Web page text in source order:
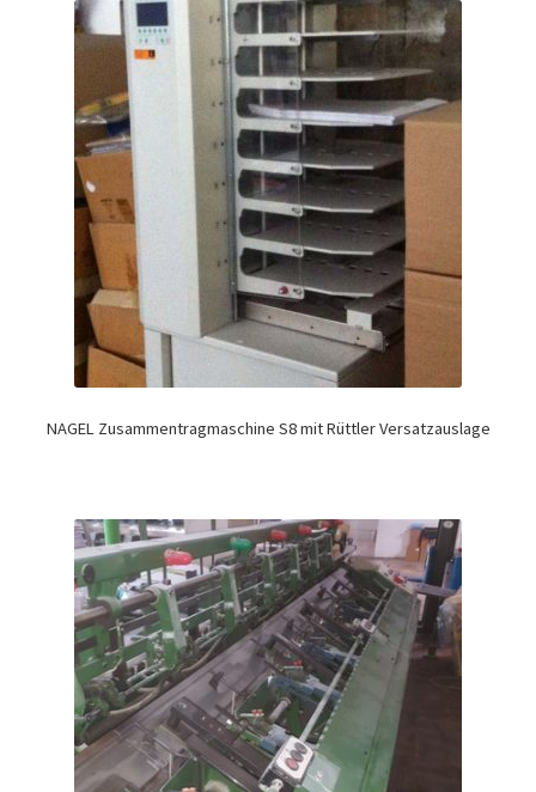
NAGEL Zusammentragmaschine S8 mit Rüttler Versatzauslage